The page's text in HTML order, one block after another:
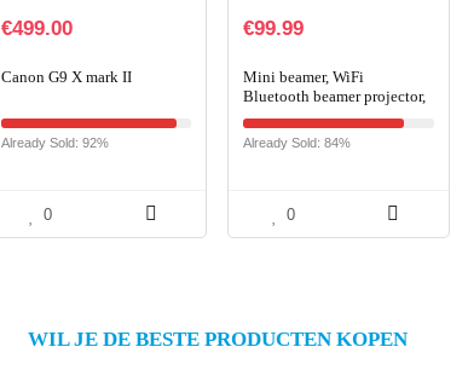
€499.00
Canon G9 X mark II
Already Sold: 92%
0
€99.99
Mini beamer, WiFi
Bluetooth beamer projector,
beamer 7000 lumen Full HD
120″, ondersteuning 1080P
Full HD multimedia-
Already Sold: 84%
0
WIL JE DE BESTE PRODUCTEN KOPEN